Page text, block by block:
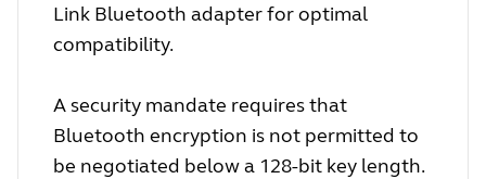
Link Bluetooth adapter for optimal
compatibility.
A security mandate requires that
Bluetooth encryption is not permitted to
be negotiated below a 128-bit key length.